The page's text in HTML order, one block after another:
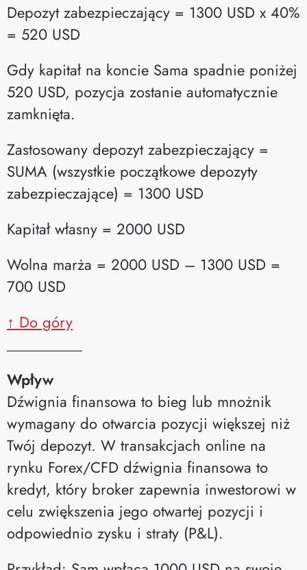
Depozyt zabezpieczający = 1300 USD x 40%
= 520 USD
Gdy kapitał na koncie Sama spadnie poniżej
520 USD, pozycja zostanie automatycznie
zamknięta.
Zastosowany depozyt zabezpieczający =
SUMA (wszystkie początkowe depozyty
zabezpieczające) = 1300 USD
Kapitał własny = 2000 USD
Wolna marża = 2000 USD – 1300 USD =
700 USD
↑ Do góry
Wpływ
Dźwignia finansowa to bieg lub mnożnik
wymagany do otwarcia pozycji większej niż
Twój depozyt. W transakcjach online na
rynku Forex/CFD dźwignia finansowa to
kredyt, który broker zapewnia inwestorowi w
celu zwiększenia jego otwartej pozycji i
odpowiednio zysku i straty (P&L).